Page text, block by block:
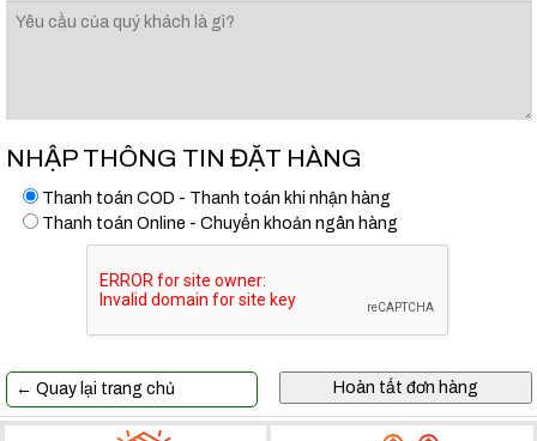
NHẬP THÔNG TIN ĐẶT HÀNG
Thanh toán COD - Thanh toán khi nhận hàng
Thanh toán Online - Chuyển khoản ngân hàng
← Quay lại trang chủ